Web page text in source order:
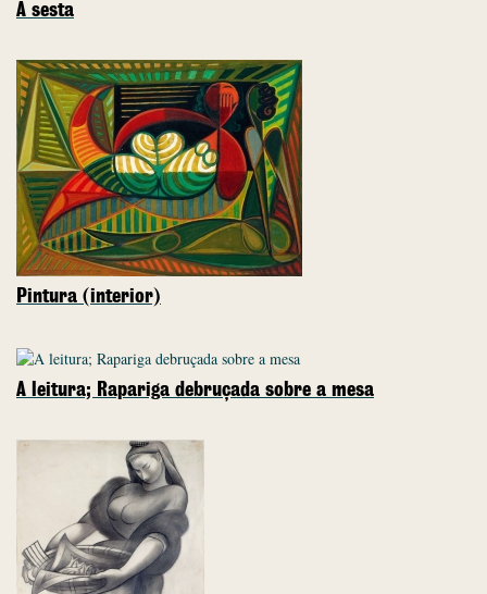
A sesta
Pintura (interior)
A leitura; Rapariga debruçada sobre a mesa